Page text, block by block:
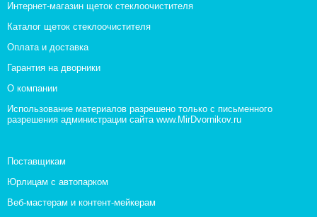
Интернет-магазин щеток стеклоочистителя
Каталог щеток стеклоочистителя
Оплата и доставка
Гарантия на дворники
О компании
Использование материалов разрешено только с письменного
разрешения администрации сайта www.MirDvornikov.ru
Поставщикам
Юрлицам с автопарком
Веб-мастерам и контент-мейкерам